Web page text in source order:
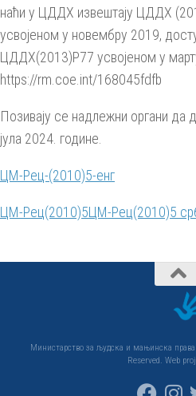
наћи у ЦДДХ извештају ЦДДХ
усвојеном у новембру 2019,
ЦДДХ(2013)Р77 усвојеном у
https://rm.coe.int/168045fdfb
Позивају се надлежни органи да
јула 2024. године.
ЦМ-Рец-(2010)5-енг
ЦМ-Рец(2010)5ЦМ-Рец(2010)5
Министарство за људска и мањинска
Reserved. Web